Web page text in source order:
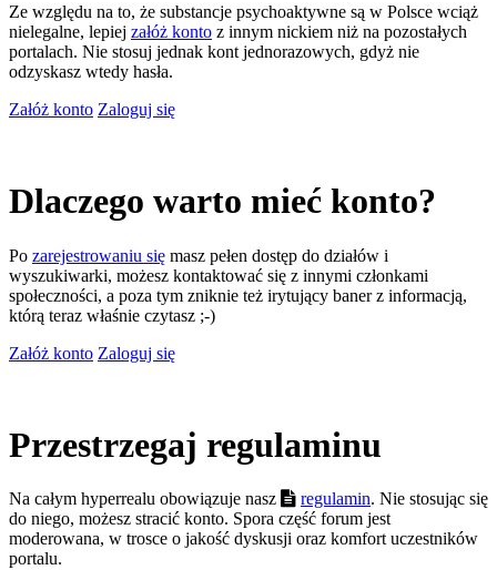
Ze względu na to, że substancje psychoaktywne są w Polsce wciąż
nielegalne, lepiej załóż konto z innym nickiem niż na pozostałych
portalach. Nie stosuj jednak kont jednorazowych, gdyż nie
odzyskasz wtedy hasła.
Załóż konto Zaloguj się
Dlaczego warto mieć konto?
Po zarejestrowaniu się masz pełen dostęp do działów i
wyszukiwarki, możesz kontaktować się z innymi członkami
społeczności, a poza tym zniknie też irytujący baner z informacją,
którą teraz właśnie czytasz ;-)
Załóż konto Zaloguj się
Przestrzegaj regulaminu
Na całym hyperrealu obowiązuje nasz regulamin. Nie stosując się
do niego, możesz stracić konto. Spora część forum jest
moderowana, w trosce o jakość dyskusji oraz komfort uczestników
portalu.